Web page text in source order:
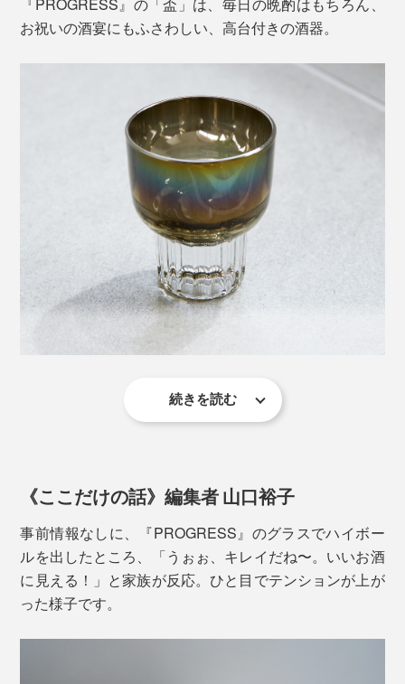
『PROGRESS』の「盃」は、毎日の晩酌はもちろん、
お祝いの酒宴にもふさわしい、高台付きの酒器。
ガラスのカッティングに光が反射して、テーブルに落ち
続きを読む
《ここだけの話》編集者 山口裕子
事前情報なしに、『PROGRESS』のグラスでハイボー
ルを出したところ、「うぉぉ、キレイだね〜。いいお酒
に見える！」と家族が反応。ひと目でテンションが上が
った様子です。